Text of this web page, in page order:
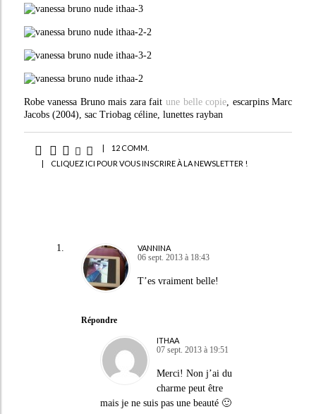
Robe vanessa Bruno mais zara fait une belle copie, escarpins Marc
Jacobs (2004), sac Triobag céline, lunettes rayban
|
12 COMM.
|
CLIQUEZ ICI POUR VOUS INSCRIRE À LA NEWSLETTER !
VANNINA
06 sept. 2013 à 18:43
T’es vraiment belle!
Répondre
ITHAA
07 sept. 2013 à 19:51
Merci! Non j’ai du
charme peut être
mais je ne suis pas une beauté 🙂